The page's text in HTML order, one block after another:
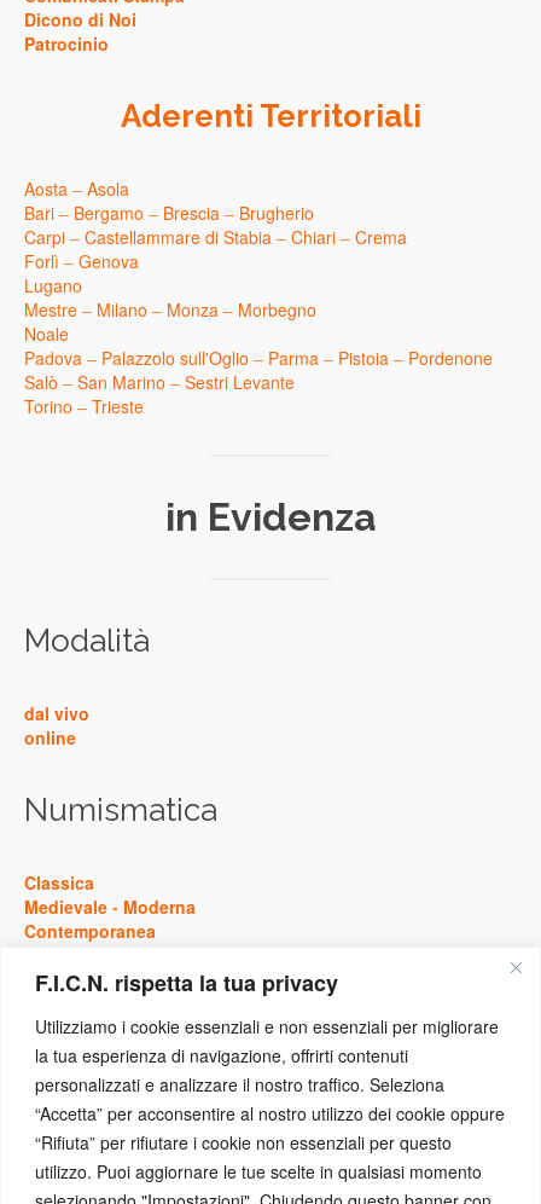
F.I.C.N. rispetta la tua privacy
Utilizziamo i cookie essenziali e non essenziali per migliorare
la tua esperienza di navigazione, offrirti contenuti
personalizzati e analizzare il nostro traffico. Seleziona
“Accetta” per acconsentire al nostro utilizzo dei cookie oppure
“Rifiuta” per rifiutare i cookie non essenziali per questo
utilizzo. Puoi aggiornare le tue scelte in qualsiasi momento
Dicono di Noi
Patrocinio
Aderenti Territoriali
Aosta – Asola
Bari – Bergamo – Brescia – Brugherio
Carpi – Castellammare di Stabia – Chiari – Crema
Forlì – Genova
Lugano
Mestre – Milano – Monza – Morbegno
Noale
Padova – Palazzolo sull'Oglio – Parma – Pistoia – Pordenone
Salò – San Marino – Sestri Levante
Torino – Trieste
in Evidenza
Modalità
dal vivo
online
Numismatica
Classica
Medievale - Moderna
Contemporanea
Storia
Antica
Medievale
Contemporanea